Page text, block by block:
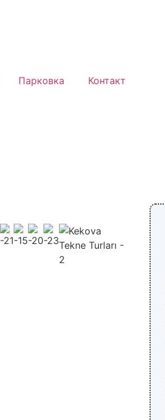
Парковка Контакт